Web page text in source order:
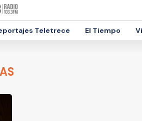
Teletrece El Tiempo